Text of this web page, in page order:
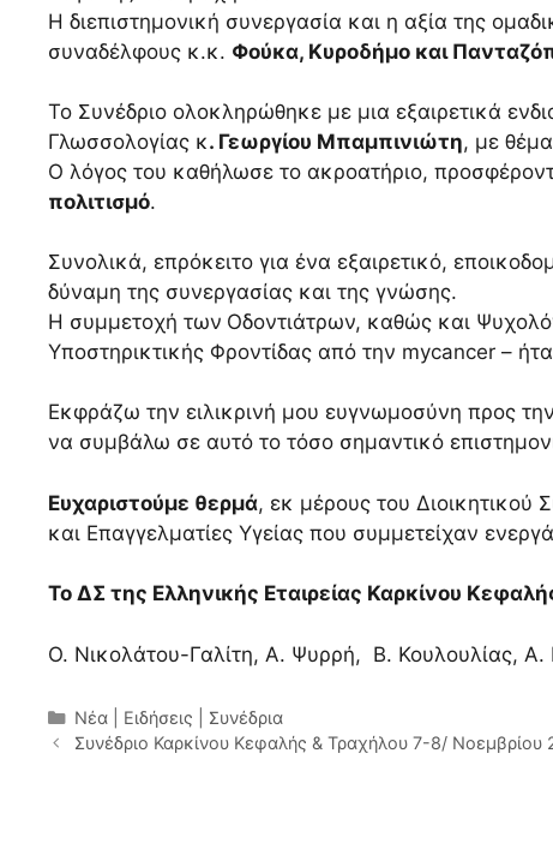
Η διεπιστημονική συνεργασία και η αξία της
συναδέλφους κ.κ. Φούκα, Κυροδήμο και
Το Συνέδριο ολοκληρώθηκε με μια εξαιρετικά
Γλωσσολογίας κ. Γεωργίου Μπαμπινιώτη, με
Ο λόγος του καθήλωσε το ακροατήριο,
πολιτισμό.
Συνολικά, επρόκειτο για ένα εξαιρετικό,
δύναμη της συνεργασίας και της γνώσης.
Η συμμετοχή των Οδοντιάτρων, καθώς και
Υποστηρικτικής Φροντίδας από την mycancer –
Εκφράζω την ειλικρινή μου ευγνωμοσύνη προς
να συμβάλω σε αυτό το τόσο σημαντικό
Ευχαριστούμε θερμά, εκ μέρους του Διοικητικού
και Επαγγελματίες Υγείας που συμμετείχαν
Το ΔΣ της Ελληνικής Εταιρείας Καρκίνου
Ο. Νικολάτου-Γαλίτη, Α. Ψυρρή, Β. Κουλουλίας,
Κατηγορίες
Νέα | Ειδήσεις | Συνέδρια
Συνέδριο Καρκίνου Κεφαλής & Τραχήλου 7-8/ Νοεμβρίου